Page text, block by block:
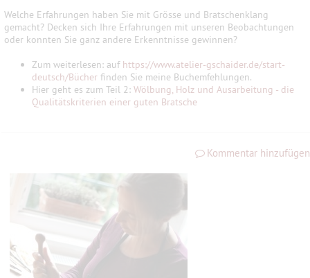
Welche Erfahrungen haben Sie mit Grösse und Bratschenklang
gemacht? Decken sich Ihre Erfahrungen mit unseren Beobachtungen
oder konnten Sie ganz andere Erkenntnisse gewinnen?
Zum weiterlesen: auf https://www.atelier-gschaider.de/start-
deutsch/Bücher finden Sie meine Buchemfehlungen.
Hier geht es zum Teil 2:Wölbung, Holz und Ausarbeitung - die
Qualitätskriterien einer guten Bratsche
Kommentar hinzufügen